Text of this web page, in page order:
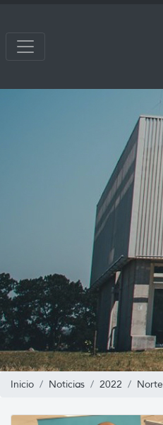
Inicio Noticias 2022 Norte